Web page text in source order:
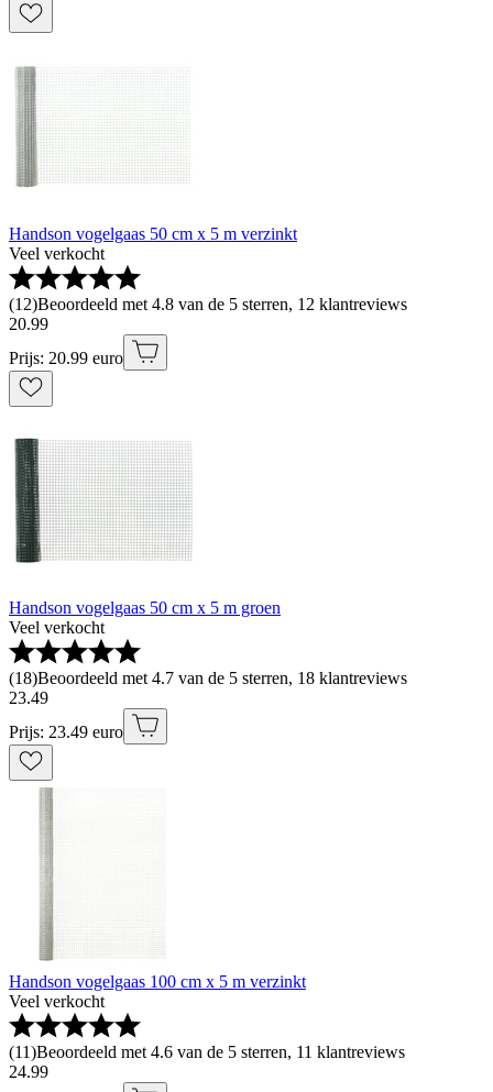
Handson vogelgaas 50 cm x 5 m verzinkt
Veel verkocht
(12)Beoordeeld met 4.8 van de 5 sterren, 12 klantreviews
20.99
Prijs: 20.99 euro
Handson vogelgaas 50 cm x 5 m groen
Veel verkocht
(18)Beoordeeld met 4.7 van de 5 sterren, 18 klantreviews
23.49
Prijs: 23.49 euro
Handson vogelgaas 100 cm x 5 m verzinkt
Veel verkocht
(11)Beoordeeld met 4.6 van de 5 sterren, 11 klantreviews
24.99